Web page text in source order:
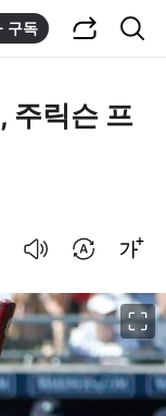
구독
주릭슨 프